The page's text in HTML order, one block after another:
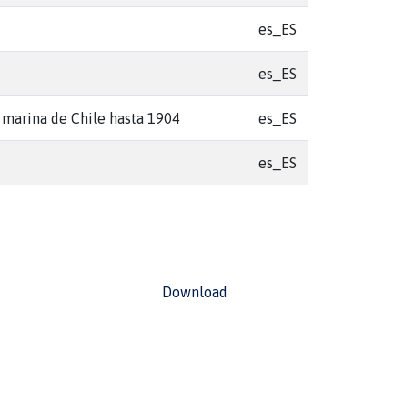
es_ES
es_ES
de Chile hasta 1904 es_ES
es_ES
Download